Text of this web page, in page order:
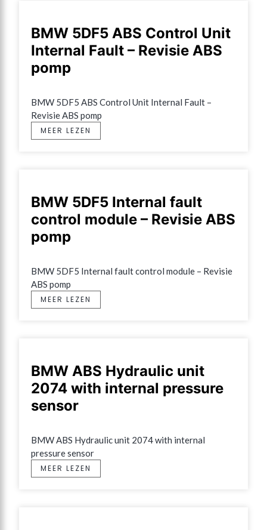
BMW 5DF5 ABS Control Unit
Internal Fault – Revisie ABS
pomp
BMW 5DF5 ABS Control Unit Internal Fault –
Revisie ABS pomp
MEER LEZEN
BMW 5DF5 Internal fault
control module – Revisie ABS
pomp
BMW 5DF5 Internal fault control module – Revisie
ABS pomp
MEER LEZEN
BMW ABS Hydraulic unit
2074 with internal pressure
sensor
BMW ABS Hydraulic unit 2074 with internal
pressure sensor
MEER LEZEN